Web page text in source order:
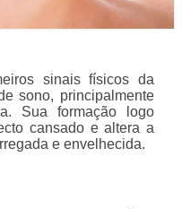
sinais físicos da
sono, principalmente
Sua formação logo
cansado e altera a
e envelhecida.